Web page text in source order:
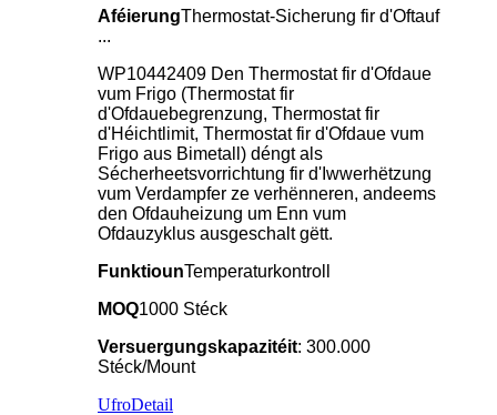
AféierungThermostat-Sicherung fir d'Oftauf
...
WP10442409 Den Thermostat fir d'Ofdaue
vum Frigo (Thermostat fir
d'Ofdauebegrenzung, Thermostat fir
d'Héichtlimit, Thermostat fir d'Ofdaue vum
Frigo aus Bimetall) déngt als
Sécherheetsvorrichtung fir d'Iwwerhëtzung
vum Verdampfer ze verhënneren, andeems
den Ofdauheizung um Enn vum
Ofdauzyklus ausgeschalt gëtt.
FunktiounTemperaturkontroll
MOQ1000 Stéck
Versuergungskapazitéit: 300.000
Stéck/Mount
UfroDetail